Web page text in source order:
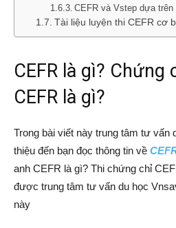
CEFR và Vstep dựa
Tài liệu luyện thi CEFR cơ
CEFR là gì? Chứng
CEFR là gì?
Trong bài viết này trung tâm tư vấn
thiệu đến bạn đọc thông tin về
anh CEFR là gì? Thi chứng chỉ
được trung tâm tư vấn du học
này